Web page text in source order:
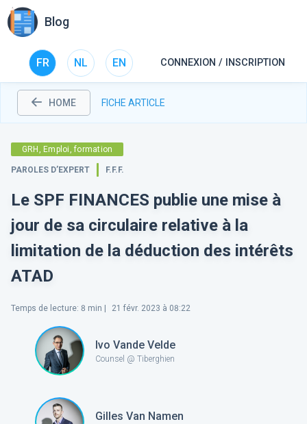
Blog
FR NL EN CONNEXION / INSCRIPTION
HOME FICHE ARTICLE
GRH, Emploi, formation
PAROLES D’EXPERT F.F.F.
Le SPF FINANCES publie une mise à
jour de sa circulaire relative à la
limitation de la déduction des intérêts
ATAD
Temps de lecture: 8 min | 21 févr. 2023 à 08:22
Ivo Vande Velde
Counsel @ Tiberghien
Gilles Van Namen